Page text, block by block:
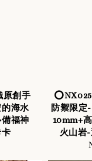
原創手
海水
福神
防禦限定
10mm+
火山岩-